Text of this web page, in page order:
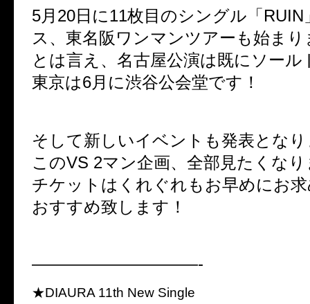
5月20日に11枚目のシングル「
ス、東名阪ワンマンツアーも始まり
とは言え、名古屋公演は既にソール
東京は6月に渋谷公会堂です！
そして新しいイベントも発表とな
このVS 2マン企画、全部見たくな
チケットはくれぐれもお早めにお
おすすめ致します！
——————————-
★DIAURA 11th New Single